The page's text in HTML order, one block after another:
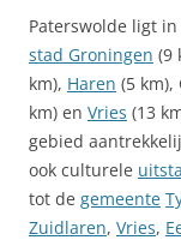
Paterswolde ligt
stad Groningen (9
km), Haren (5 km),
km) en Vries (13
gebied
ook culturele
tot de gemeente
Zuidlaren, Vries,